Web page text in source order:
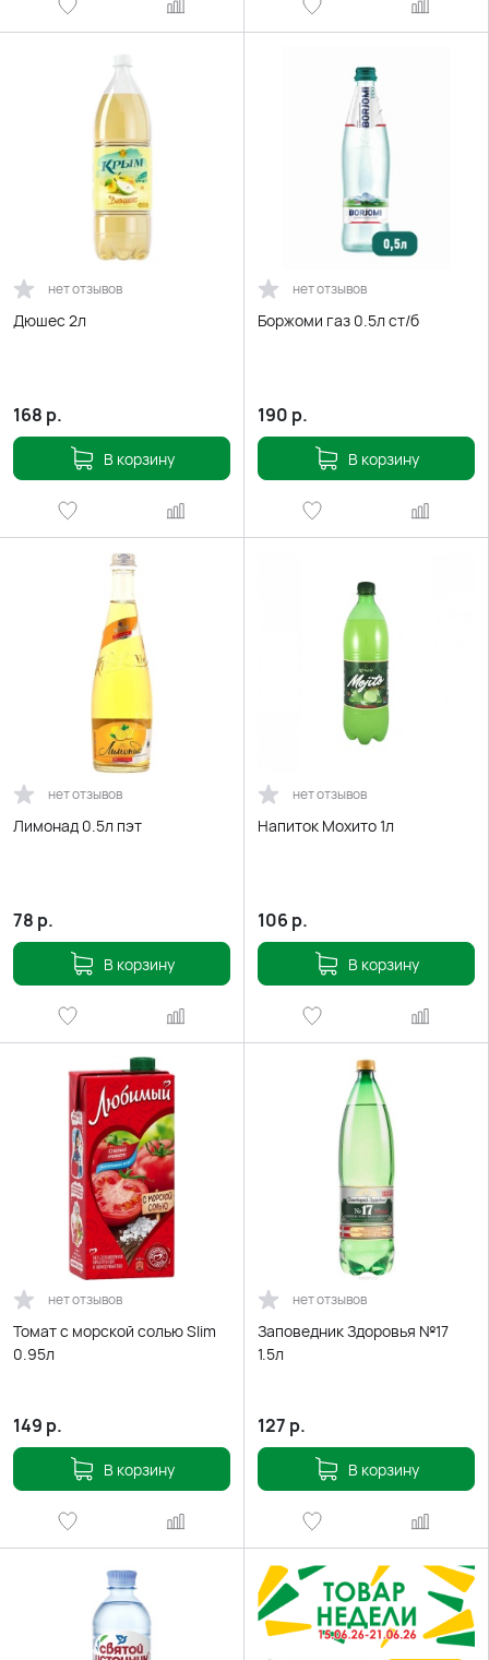
нет отзывов
Дюшес 2л
168 р.
В корзину
нет отзывов
Боржоми газ 0.5л ст/б
190 р.
В корзину
нет отзывов
Лимонад 0.5л пэт
78 р.
В корзину
нет отзывов
Напиток Мохито 1л
106 р.
В корзину
нет отзывов
Томат с морской солью Slim
0.95л
149 р.
В корзину
нет отзывов
Заповедник Здоровья №17
1.5л
127 р.
В корзину